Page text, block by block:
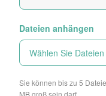
Dateien anhängen
Wählen Sie
Sie können bis zu 5
MB groß sein darf.